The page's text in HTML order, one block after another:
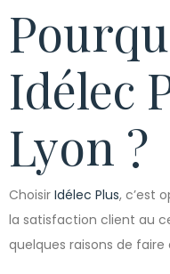
Idélec
Lyon ?
Choisir Idélec Plus, c’est
la satisfaction client au
quelques raisons de